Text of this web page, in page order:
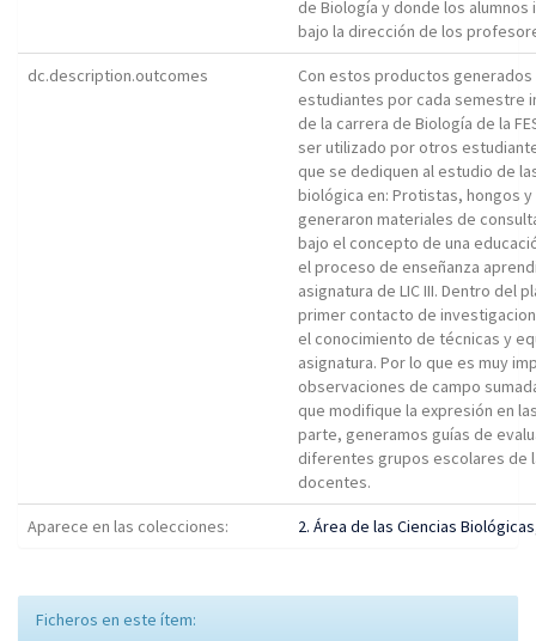
de Biología y donde los
bajo la dirección de los
dc.description.outcomes
Con estos productos
estudiantes por cada semestre
de la carrera de Biología de la
ser utilizado por otros
que se dediquen al estudio de
biológica en: Protistas, hongos
generaron materiales de
bajo el concepto de una
el proceso de enseñanza
asignatura de LIC III. Dentro del
primer contacto de
el conocimiento de técnicas y
asignatura. Por lo que es muy
observaciones de campo
que modifique la expresión en
parte, generamos guías de
diferentes grupos escolares de
docentes.
Aparece en las colecciones: 2. Área de las Ciencias
Ficheros en este ítem: